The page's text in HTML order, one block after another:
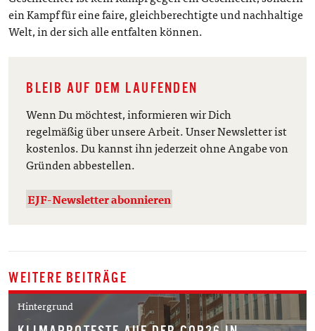
ein Kampf für eine faire, gleichberechtigte und nachhaltige
Welt, in der sich alle entfalten können.
BLEIB AUF DEM LAUFENDEN
Wenn Du möchtest, informieren wir Dich
regelmäßig über unsere Arbeit. Unser Newsletter ist
kostenlos. Du kannst ihn jederzeit ohne Angabe von
Gründen abbestellen.
EJF-Newsletter abonnieren
WEITERE BEITRÄGE
Hintergrund